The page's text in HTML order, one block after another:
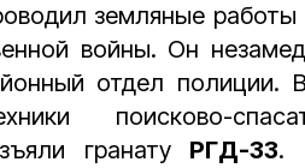
земляные
войны. Он
отдел полиции.
поисково-
гранату РГД-33.